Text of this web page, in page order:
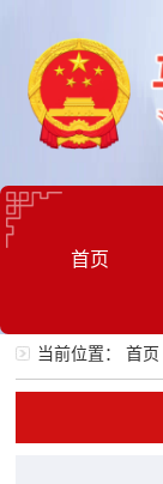
首页
当前位置：首页